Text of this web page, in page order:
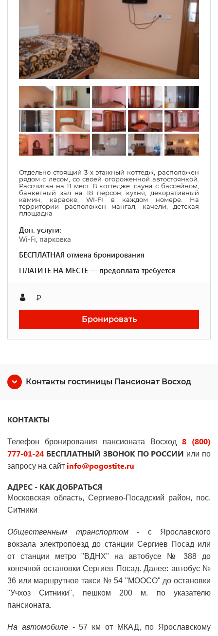
Отдельно стоящий 3-х этажный коттедж, расположен
рядом с лесом, со своей огороженной автостоянкой.
Рассчитан на 11 мест. В коттедже: сауна с бассейном,
банкетный зал на 18 персон, кухня, декоративный
камин, караоке, WI-FI в каждом номере. На
территории расположен мангал, качели, детская
площадка
Доп. услуги:
Wi-Fi, парковка
БЕСПЛАТНАЯ отмена бронирования
ПЛАТИТЕ НА МЕСТЕ — предоплата требуется
₽
Бронировать
Контакты гостиницы Пансионат Восход
КОНТАКТЫ
Телефон бронирования пансионата Восход 8 (800)
777-01-24 БЕСПЛАТНЫЙ ЗВОНОК ПО РОССИИ или по
запросу на сайт info@pogostite.ru
АДРЕС - КАК ДОБРАТЬСЯ
Московская область, Сергиево-Посадский район, пос.
Ситники
Общественным транспортом- с Ярославского
вокзала электропоезд до станции Сергиев Посад или
от станции метро "ВДНХ" на автобусе № 388 до
конечной остановки Сергиев Посад. Далее: автобус №
36 или маршрутное такси № 54 "МООСО" до остановки
"Учхоз Ситники", пешком 200 м. по указателю
пансионата.
На автомобиле- 57 км от МКАД, по Ярославскому